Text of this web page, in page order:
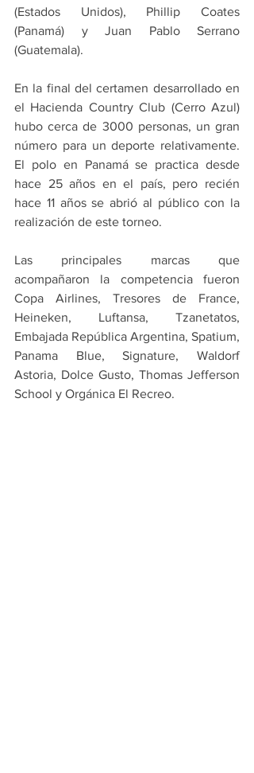
(Estados Unidos), Phillip Coates
(Panamá) y Juan Pablo Serrano
(Guatemala).
En la final del certamen desarrollado en
el Hacienda Country Club (Cerro Azul)
hubo cerca de 3000 personas, un gran
número para un deporte relativamente.
El polo en Panamá se practica desde
hace 25 años en el país, pero recién
hace 11 años se abrió al público con la
realización de este torneo.
Las principales marcas que
acompañaron la competencia fueron
Copa Airlines, Tresores de France,
Heineken, Luftansa, Tzanetatos,
Embajada República Argentina, Spatium,
Panama Blue, Signature, Waldorf
Astoria, Dolce Gusto, Thomas Jefferson
School y Orgánica El Recreo.